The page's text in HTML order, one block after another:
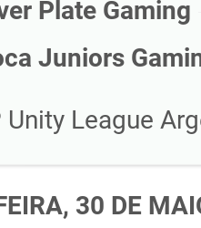
Plate Gaming
Juniors
Unity League
30 DE